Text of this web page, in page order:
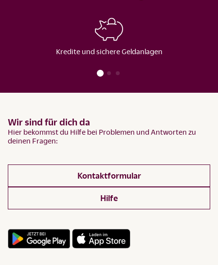
Kredite und sichere Geldanlagen
Wir sind für dich da
Hier bekommst du Hilfe bei Problemen und Antworten zu
deinen Fragen:
Kontaktformular
Hilfe